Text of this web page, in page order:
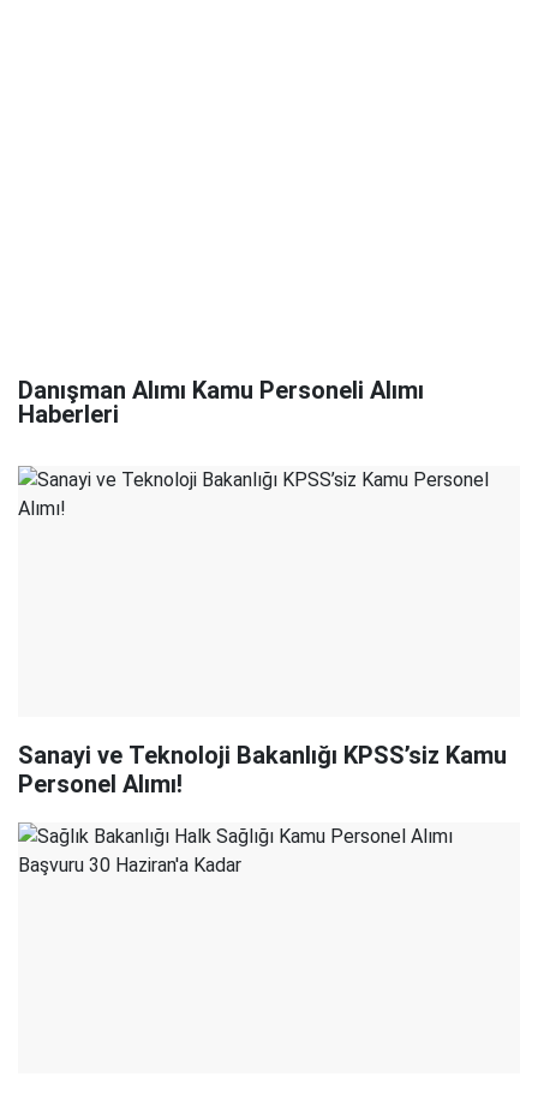
Danışman Alımı Kamu Personeli Alımı
Haberleri
Sanayi ve Teknoloji Bakanlığı KPSS’siz Kamu
Personel Alımı!